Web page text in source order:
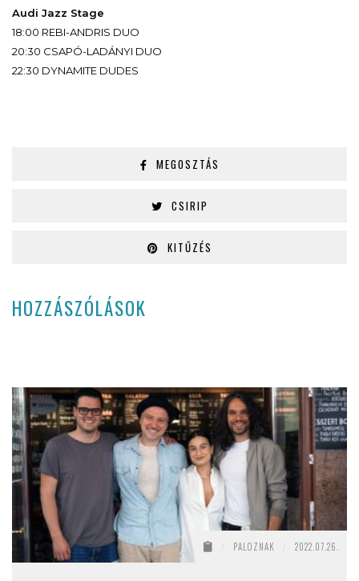
Audi Jazz Stage
18:00 REBI-ANDRIS DUO
20:30 CSAPÓ-LADÁNYI DUO
22:30 DYNAMITE DUDES
MEGOSZTÁS
CSIRIP
KITŰZÉS
HOZZÁSZÓLÁSOK
PALOZNAK 2022.07.26.